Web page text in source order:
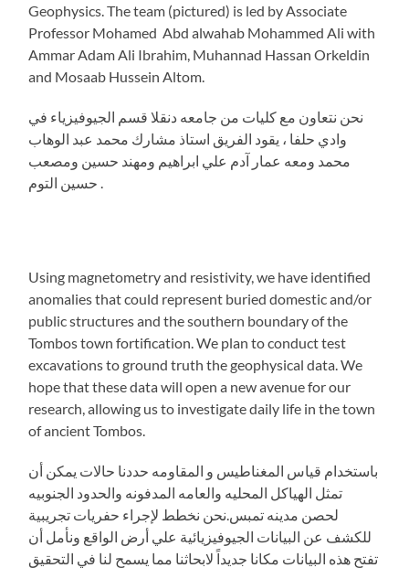
Geophysics. The team (pictured) is led by Associate
Professor Mohamed Abd alwahab Mohammed Ali with
Ammar Adam Ali Ibrahim, Muhannad Hassan Orkeldin
and Mosaab Hussein Altom.
نحن نتعاون مع كليات من جامعه دنقلا قسم الجيوفيزياء في
وادي حلفا ، يقود الفريق استاذ مشارك محمد عبد الوهاب
محمد ومعه عمار آدم علي ابراهيم ومهند حسين ومصعب
حسين التوم .
Using magnetometry and resistivity, we have identified
anomalies that could represent buried domestic and/or
public structures and the southern boundary of the
Tombos town fortification. We plan to conduct test
excavations to ground truth the geophysical data. We
hope that these data will open a new avenue for our
research, allowing us to investigate daily life in the town
of ancient Tombos.
باستخدام قياس المغناطيس و المقاومه حددنا حالات يمكن أن
تمثل الهياكل المحليه والعامه المدفونه والحدود الجنوبيه
لحصن مدينه تمبس.نحن نخطط لإجراء حفريات تجريبية
للكشف عن البيانات الجيوفيزيائية علي أرض الواقع ونأمل أن
تفتح هذه البيانات مكانا جديداً لابحاثنا مما يسمح لنا في التحقيق